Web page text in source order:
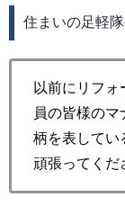
住まいの足軽隊
以前にリフ
員の皆様のマ
柄を表してい
頑張ってくだ